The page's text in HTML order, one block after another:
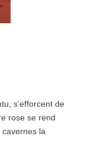
s’efforcent de
rose se rend
la